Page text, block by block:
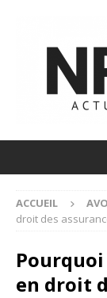
ACCUEIL
droit des
en droit